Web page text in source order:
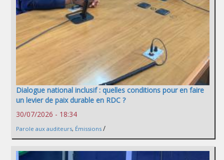
Dialogue national inclusif : quelles conditions pour en faire
un levier de paix durable en RDC ?
30/07/2026 - 18:34
Parole aux auditeurs, Émissions /